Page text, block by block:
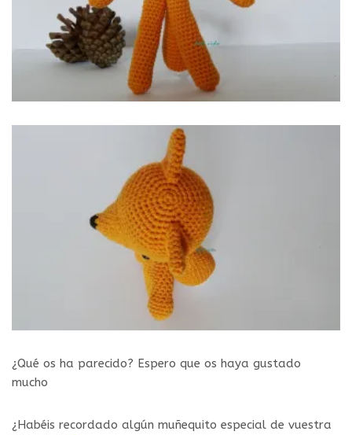
¿Qué os ha parecido? Espero que os haya gustado
mucho
¿Habéis recordado algún muñequito especial de vuestra